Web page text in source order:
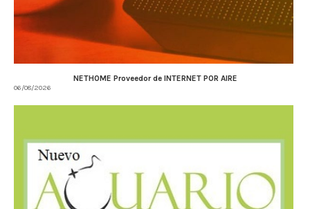
NETHOME Proveedor de INTERNET POR AIRE
06/08/2026